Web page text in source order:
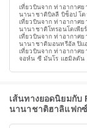
เที่ยวบินจาก ท่าอากาศ
นานาชาติบิลลี บิช็อป โต
เที่ยวบินจาก ท่าอากาศ
นานาชาติโทรอนโตเพีย
เที่ยวบินจาก ท่าอากาศ
นานาชาติมอนทรีอัล ปิแ
เที่ยวบินจาก ท่าอากาศ
จอห์น ซี มันโร แฮมิลตัน
เส้นทางยอดนิยมกับ
นานาชาติฮาลิแฟก